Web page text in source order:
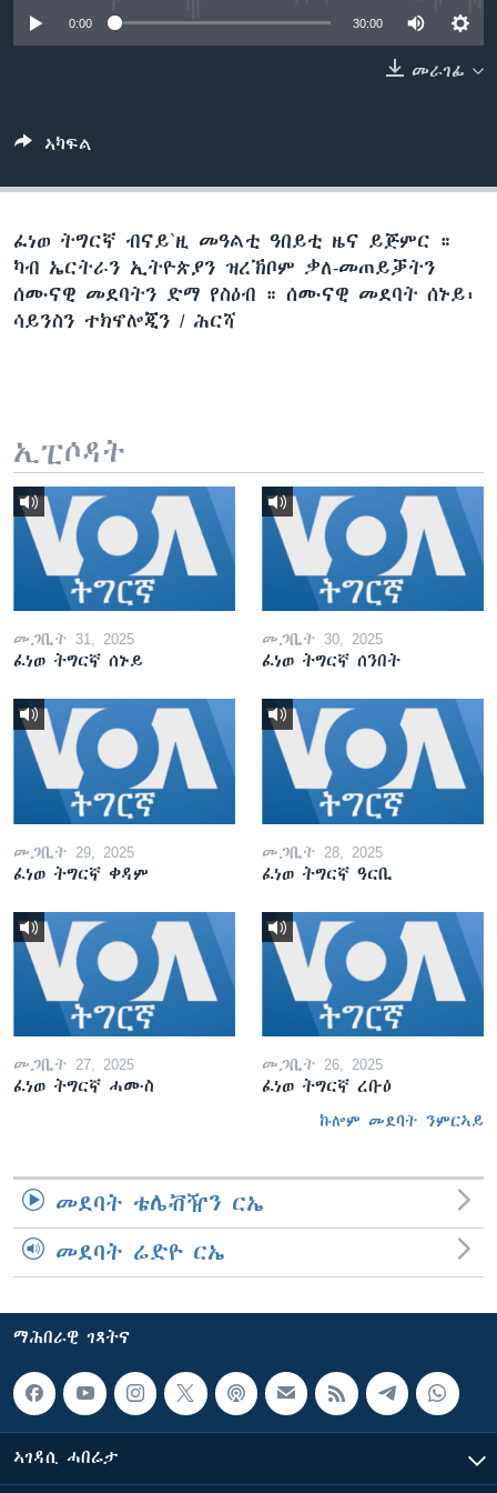
ቂሔ ጽልሚ
ቋንቋታት
0:00 30:00
መራገፊ
ኣካፍል
ፈነወ ትግርኛ ብናይ`ዚ መዓልቲ ዓበይቲ ዜና ይጅምር ።
ካብ ኤርትራን ኢትዮጵያን ዝረኽቦም ቃለ-መጠይቓትን
ሰሙናዊ መደባትን ድማ የስዕብ ። ሰሙናዊ መደባት ሰኑይ፡
ሳይንስን ተክኖሎጂን / ሕርሻ
ኢፒሶዳት
መጋቢት 31, 2025
ፈነወ ትግርኛ ሰኑይ
መጋቢት 30, 2025
ፈነወ ትግርኛ ሰንበት
መጋቢት 29, 2025
ፈነወ ትግርኛ ቀዳም
መጋቢት 28, 2025
ፈነወ ትግርኛ ዓርቢ
መጋቢት 27, 2025
ፈነወ ትግርኛ ሓሙስ
መጋቢት 26, 2025
ፈነወ ትግርኛ ረቡዕ
ኩሎም መደባት ንምርኣይ
መደባት ቴሌቭዥን ርኤ
መደባት ሬድዮ ርኤ
ማሕበራዊ ገጻትና
ኣገዳሲ ሓበሬታ